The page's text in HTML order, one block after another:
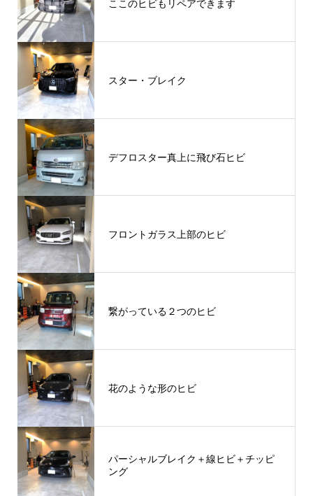
ここのヒビもリペアできます
スター・ブレイク
デフロスター真上に飛び石ヒビ
フロントガラス上部のヒビ
繋がっている２つのヒビ
花のような形のヒビ
パーシャルブレイク＋線ヒビ＋チッピ
ング